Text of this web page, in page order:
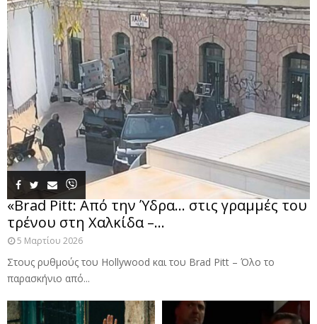
«Brad Pitt: Από την Ύδρα… στις γραμμές του
τρένου στη Χαλκίδα –...
5 Μαρτίου 2026
Στους ρυθμούς του Hollywood και του Brad Pitt – Όλο το
παρασκήνιο από...